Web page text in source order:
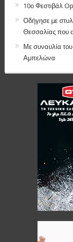
10ο Φεστιβάλ
Οδήγησε με
Θεσσαλίας που
Με συναυλία
Αμπελώνα